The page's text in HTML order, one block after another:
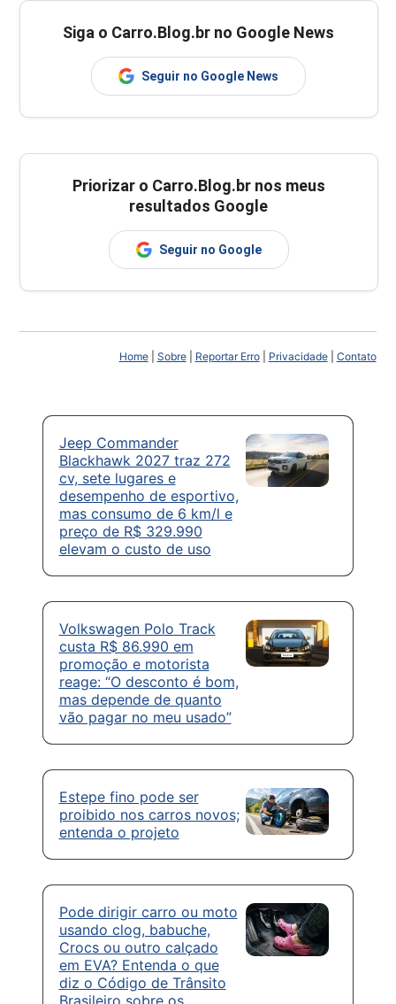
Siga o Carro.Blog.br no Google News
Seguir no Google News
Priorizar o Carro.Blog.br nos meus
resultados Google
Seguir no Google
Home| Sobre| Reportar Erro| Privacidade| Contato
Jeep Commander
Blackhawk 2027 traz 272
cv, sete lugares e
desempenho de esportivo,
mas consumo de 6 km/l e
preço de R$ 329.990
elevam o custo de uso
Volkswagen Polo Track
custa R$ 86.990 em
promoção e motorista
reage: “O desconto é bom,
mas depende de quanto
vão pagar no meu usado”
Estepe fino pode ser
proibido nos carros novos;
entenda o projeto
Pode dirigir carro ou moto
usando clog, babuche,
Crocs ou outro calçado
em EVA? Entenda o que
diz o Código de Trânsito
Brasileiro sobre os